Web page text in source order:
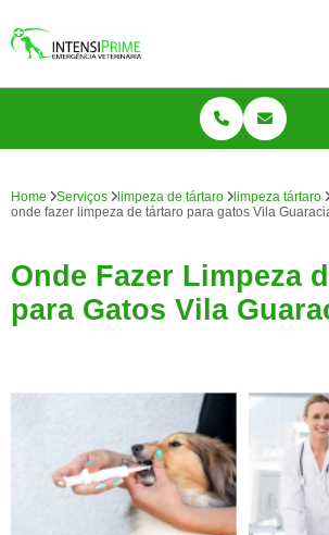
Home Serviços limpeza de tártaro
limpeza tártaro
onde fazer limpeza de tártaro para gatos Vila
Onde Fazer Limpeza
para Gatos Vila